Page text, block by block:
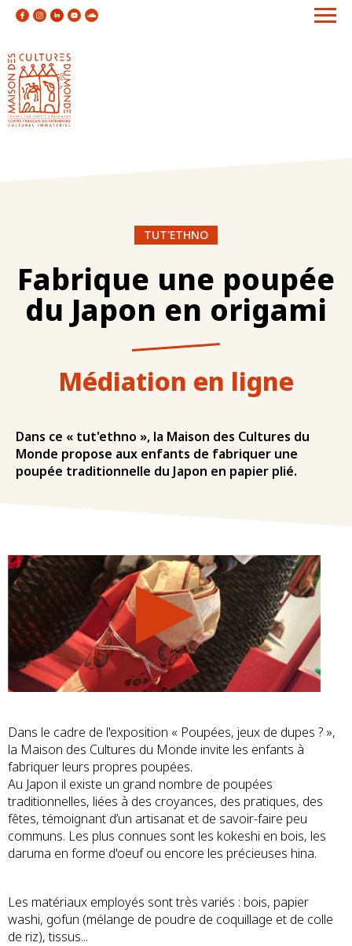
TUT'ETHNO
Fabrique une poupée
du Japon en origami
Médiation en ligne
Dans ce « tut'ethno », la Maison des Cultures du
Monde propose aux enfants de fabriquer une
poupée traditionnelle du Japon en papier plié.
Dans le cadre de l'exposition « Poupées, jeux de dupes ? »,
la Maison des Cultures du Monde invite les enfants à
fabriquer leurs propres poupées.
Au Japon il existe un grand nombre de poupées
traditionnelles, liées à des croyances, des pratiques, des
fêtes, témoignant d’un artisanat et de savoir-faire peu
communs. Les plus connues sont les kokeshi en bois, les
daruma en forme d'oeuf ou encore les précieuses hina.
Les matériaux employés sont très variés : bois, papier
washi, gofun (mélange de poudre de coquillage et de colle
de riz), tissus...